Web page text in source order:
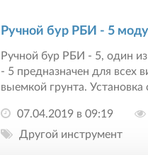
Ручной бур РБИ - 5
Ручной бур РБИ - 5, один
- 5 предназначен для всех
выемкой грунта.
07.04.2019 в 09:19
Другой инструмент